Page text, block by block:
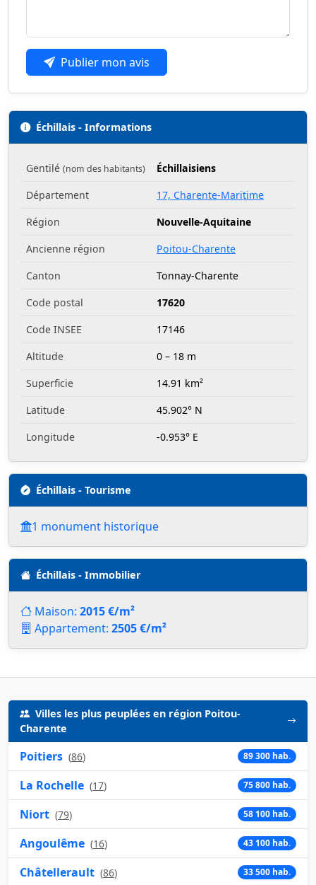
Publier mon avis
Échillais - Informations
Gentilé (nom des habitants)
Échillaisiens
Département
17, Charente-Maritime
Région
Nouvelle-Aquitaine
Ancienne région
Poitou-Charente
Canton
Tonnay-Charente
Code postal
17620
Code INSEE
17146
Altitude
0 – 18 m
Superficie
14.91 km²
Latitude
45.902° N
Longitude
-0.953° E
Échillais - Tourisme
1 monument historique
Échillais - Immobilier
Maison: 2015 €/m²
Appartement: 2505 €/m²
Villes les plus peuplées en région Poitou-
Charente
Poitiers (86) 89 300 hab.
La Rochelle (17) 75 800 hab.
Niort (79) 58 100 hab.
Angoulême (16) 43 100 hab.
Châtellerault (86) 33 500 hab.